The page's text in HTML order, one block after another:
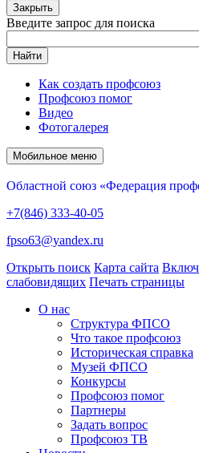
Закрыть
Введите запрос для поиска
Найти
Как создать профсоюз
Профсоюз помог
Видео
Фотогалерея
Мобильное меню
Областной союз «Федерация
+7(846) 333-40-05
fpso63@yandex.ru
Открыть поиск Карта сайта
слабовидящих Печать страницы
О нас
Структура ФПСО
Что такое профсоюз
Историческая справка
Музей ФПСО
Конкурсы
Профсоюз помог
Партнеры
Задать вопрос
Профсоюз ТВ